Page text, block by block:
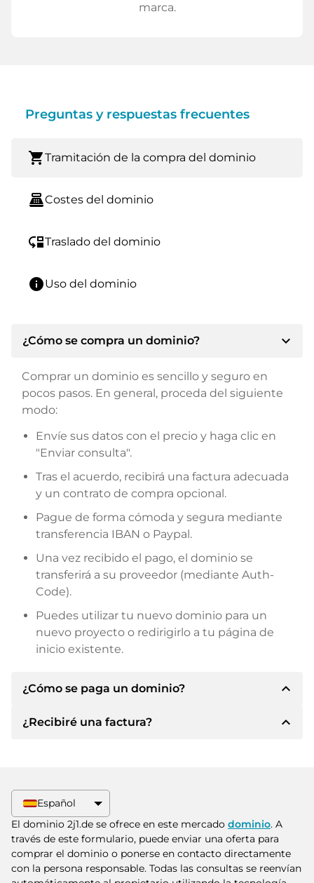
marca.
Preguntas y respuestas frecuentes
shopping_cartTramitación de la compra del dominio
point_of_saleCostes del dominio
move_downTraslado del dominio
infoUso del dominio
¿Cómo se compra un dominio? expand_more
Comprar un dominio es sencillo y seguro en
pocos pasos. En general, proceda del siguiente
modo:
Envíe sus datos con el precio y haga clic en
"Enviar consulta".
Tras el acuerdo, recibirá una factura adecuada
y un contrato de compra opcional.
Pague de forma cómoda y segura mediante
transferencia IBAN o Paypal.
Una vez recibido el pago, el dominio se
transferirá a su proveedor (mediante Auth-
Code).
Puedes utilizar tu nuevo dominio para un
nuevo proyecto o redirigirlo a tu página de
inicio existente.
¿Cómo se paga un dominio? expand_less
Tras llegar a un acuerdo, el propietario le
Paypal u otros métodos de pago.
Indique siempre el nombre de dominio y el
número de factura al realizar la transferencia.
¿Recibiré una factura? expand_less
superiores, también recibirá un contrato de
compra adicional si lo solicita.
Español
El dominio 2j1.de se ofrece en este mercado dominio. A
través de este formulario, puede enviar una oferta para
comprar el dominio o ponerse en contacto directamente
con la persona responsable. Todas las consultas se reenvían